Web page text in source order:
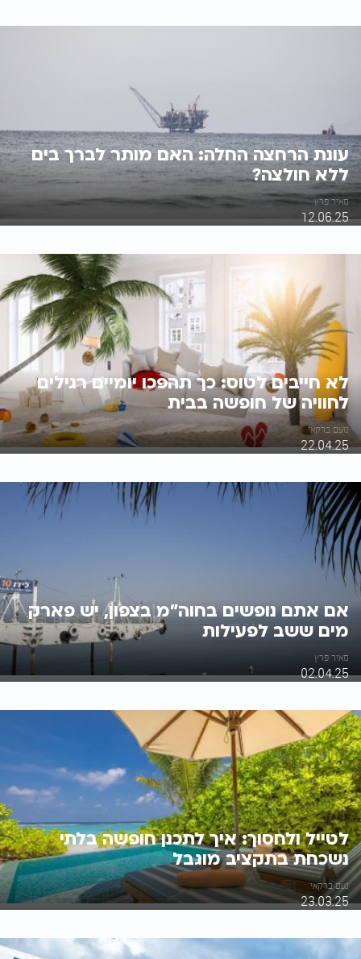
עונת הרחצה החלה: האם מותר לברך בים
ללא חולצה?
מאיר פרץ
12.06.25
לא חייבים לטוס: כך תהפכו יומיים רגילים
לחוויה של חופשה בבית
נועם ברקאי
22.04.25
אם אתם נופשים בחוה"מ בצפון, יש פארק
מים ששב לפעילות
מאיר פרץ
02.04.25
לטייל ולחסוך: איך לתכנן חופשה בלתי
נשכחת בתקציב מוגבל
נעם ברקאי
23.03.25